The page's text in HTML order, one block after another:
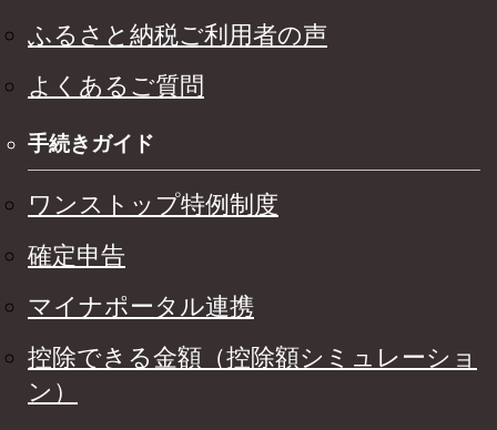
ふるさと納税ご利用者の声
よくあるご質問
手続きガイド
ワンストップ特例制度
確定申告
マイナポータル連携
控除できる金額（控除額シミュレーショ
ン）